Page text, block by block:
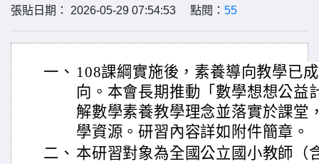
張貼日期： 2026-05-29 07:54:53 點閱： 55
一、 108課綱實施後，素養導向教學已
向。本會長期推動「數學想想公益
解數學素養教學理念並落實於課堂
學資源。研習內容詳如附件簡章。
二、 本研習對象為全國公立國小教師（